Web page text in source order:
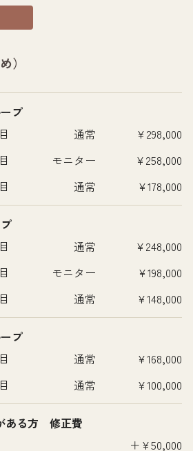
）
プ
通常
¥298,000
モニター
¥258,000
通常 ¥178,000
通常
¥248,000
モニター
¥198,000
通常 ¥148,000
プ
通常
¥168,000
通常 ¥100,000
ある方 修正費
＋¥50,000